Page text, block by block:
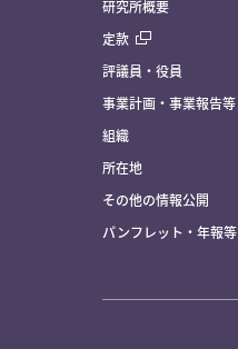
研究所概要
定款
評議員・役員
事業計画・事業報告等
組織
所在地
その他の情報公開
パンフレット・年報等